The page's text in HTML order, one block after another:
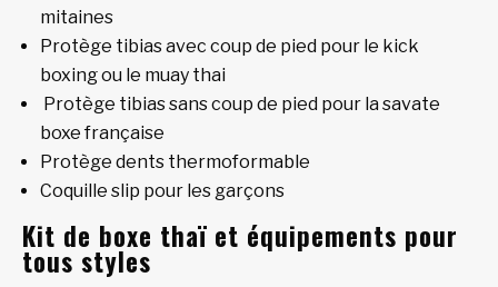
mitaines
Protège tibias avec coup de pied pour le kick
boxing ou le muay thai
Protège tibias sans coup de pied pour la savate
boxe française
Protège dents thermoformable
Coquille slip pour les garçons
Kit de boxe thaï et équipements pour
tous styles